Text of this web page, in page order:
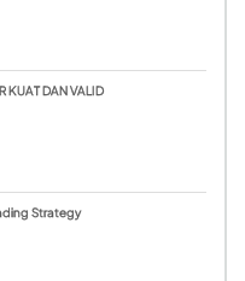
KUAT DAN VALID
Strategy